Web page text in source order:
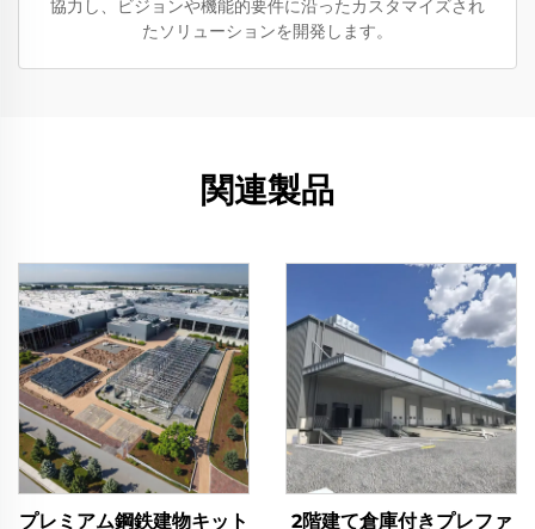
協力し、ビジョンや機能的要件に沿ったカスタマイズされ
たソリューションを開発します。
関連製品
プレミアム鋼鉄建物キット
2階建て倉庫付きプレファ